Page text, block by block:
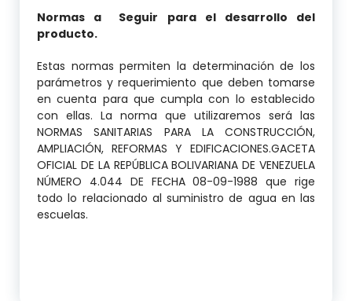
Normas a Seguir para el desarrollo del
producto.
Estas normas permiten la determinación de los
parámetros y requerimiento que deben tomarse
en cuenta para que cumpla con lo establecido
con ellas. La norma que utilizaremos será las
NORMAS SANITARIAS PARA LA CONSTRUCCIÓN,
AMPLIACIÓN, REFORMAS Y EDIFICACIONES.GACETA
OFICIAL DE LA REPÚBLICA BOLIVARIANA DE VENEZUELA
NÚMERO 4.044 DE FECHA 08-09-1988 que rige
todo lo relacionado al suministro de agua en las
escuelas.